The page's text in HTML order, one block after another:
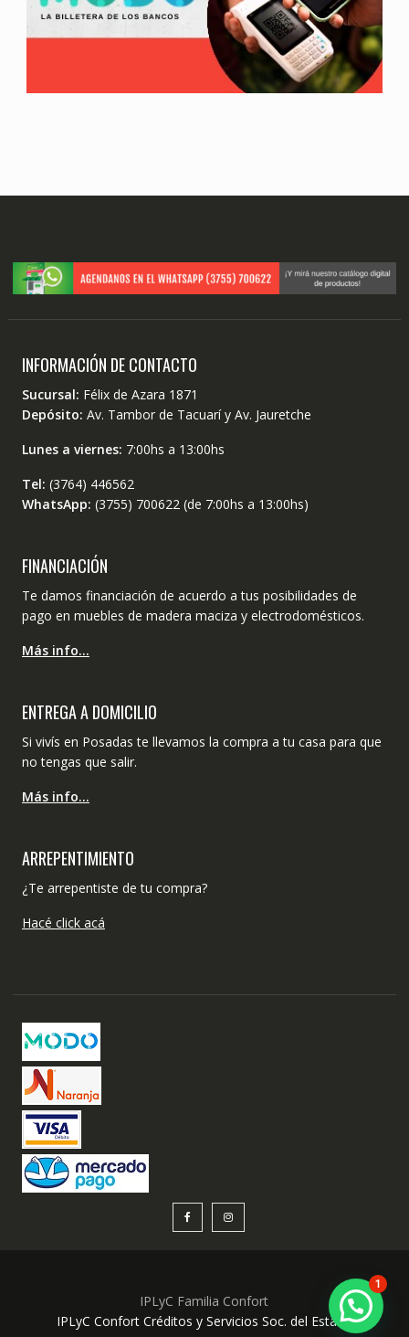
INFORMACIÓN DE CONTACTO
Sucursal: Félix de Azara 1871
Depósito: Av. Tambor de Tacuarí y Av. Jauretche
Lunes a viernes: 7:00hs a 13:00hs
Tel: (3764) 446562
WhatsApp: (3755) 700622 (de 7:00hs a 13:00hs)
FINANCIACIÓN
Te damos financiación de acuerdo a tus posibilidades de
pago en muebles de madera maciza y electrodomésticos.
Más info…
ENTREGA A DOMICILIO
Si vivís en Posadas te llevamos la compra a tu casa para que
no tengas que salir.
Más info…
ARREPENTIMIENTO
¿Te arrepentiste de tu compra?
Hacé click acá
IPLyC Familia Confort
IPLyC Confort Créditos y Servicios Soc. del Estado
1